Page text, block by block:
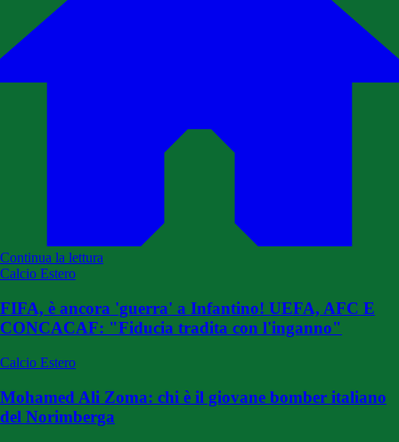
Continua la lettura
Calcio Estero
FIFA, è ancora 'guerra' a Infantino! UEFA, AFC E
CONCACAF: "Fiducia tradita con l'inganno"
Calcio Estero
Mohamed Ali Zoma: chi è il giovane bomber italiano
del Norimberga